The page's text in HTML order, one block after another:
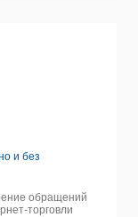
и без
обращений
торговли